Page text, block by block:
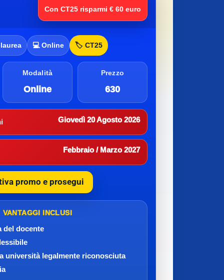
Con CT25 risparmi € 60 euro
💻 Online 🏷️ CT25
Modalità
Online
Prezzo
630
Giovedì 20 Agosto 2026
Febbraio / Marzo 2027
promo e prosegui
VANTAGGI INCLUSI
del docente
università legalmente riconosciuta